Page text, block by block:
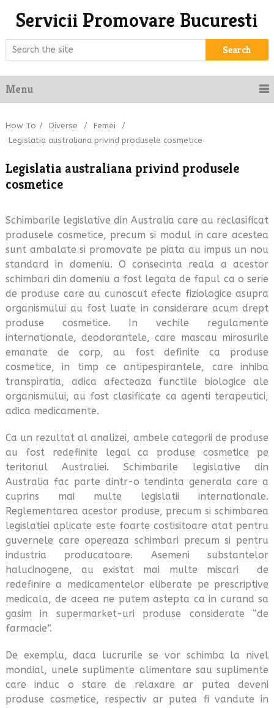
Servicii Promovare Bucuresti
Search
Menu
How To / Diverse / Femei
/
Legislatia australiana privind produsele cosmetice
Legislatia australiana privind produsele
cosmetice
Schimbarile legislative din Australia care au reclasificat
produsele cosmetice, precum si modul in care acestea
sunt ambalate si promovate pe piata au impus un nou
standard in domeniu. O consecinta reala a acestor
schimbari din domeniu a fost legata de fapul ca o serie
de produse care au cunoscut efecte fiziologice asupra
organismului au fost luate in considerare acum drept
produse cosmetice. In vechile regulamente
internationale, deodorantele, care mascau mirosurile
emanate de corp, au fost definite ca produse
cosmetice, in timp ce antipespirantele, care inhiba
transpiratia, adica afecteaza functiile biologice ale
organismului, au fost clasificate ca agenti terapeutici,
adica medicamente.
Ca un rezultat al analizei, ambele categorii de produse
au fost redefinite legal ca produse cosmetice pe
teritoriul Australiei. Schimbarile legislative din
Australia fac parte dintr-o tendinta generala care a
cuprins mai multe legislatii internationale.
Reglementarea acestor produse, precum si schimbarea
legislatiei aplicate este foarte costisitoare atat pentru
guvernele care opereaza schimbari precum si pentru
industria producatoare. Asemeni substantelor
halucinogene, au existat mai multe miscari de
redefinire a medicamentelor eliberate pe prescriptive
medicala, de aceea ne putem astepta ca in curand sa
gasim in supermarket-uri produse considerate “de
farmacie”.
De exemplu, daca lucrurile se vor schimba la nivel
mondial, unele suplimente alimentare sau suplimente
care induc o stare de relaxare ar putea deveni
produse cosmetice, respectiv ar putea fi vandute in